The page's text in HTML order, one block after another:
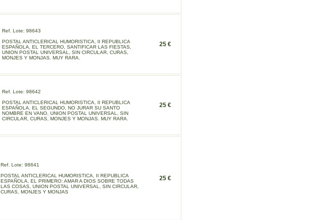
Ref. Lote: 98643
POSTAL ANTICLERICAL HUMORISTICA, II REPUBLICA
ESPAÑOLA, EL TERCERO, SANTIFICAR LAS FIESTAS,
UNION POSTAL UNIVERSAL, SIN CIRCULAR, CURAS,
MONJES Y MONJAS. MUY RARA.
25 €
Ref. Lote: 98642
POSTAL ANTICLERICAL HUMORISTICA, II REPUBLICA
ESPAÑOLA, EL SEGUNDO, NO JURAR SU SANTO
NOMBRE EN VANO, UNION POSTAL UNIVERSAL, SIN
CIRCULAR, CURAS, MONJES Y MONJAS. MUY RARA.
25 €
Ref. Lote: 98641
POSTAL ANTICLERICAL HUMORISTICA, II REPUBLICA
ESPAÑOLA, EL PRIMERO: AMAR A DIOS SOBRE TODAS
LAS COSAS, UNION POSTAL UNIVERSAL, SIN CIRCULAR,
CURAS, MONJES Y MONJAS
25 €